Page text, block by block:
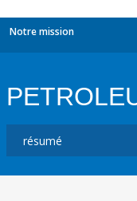
Notre mission